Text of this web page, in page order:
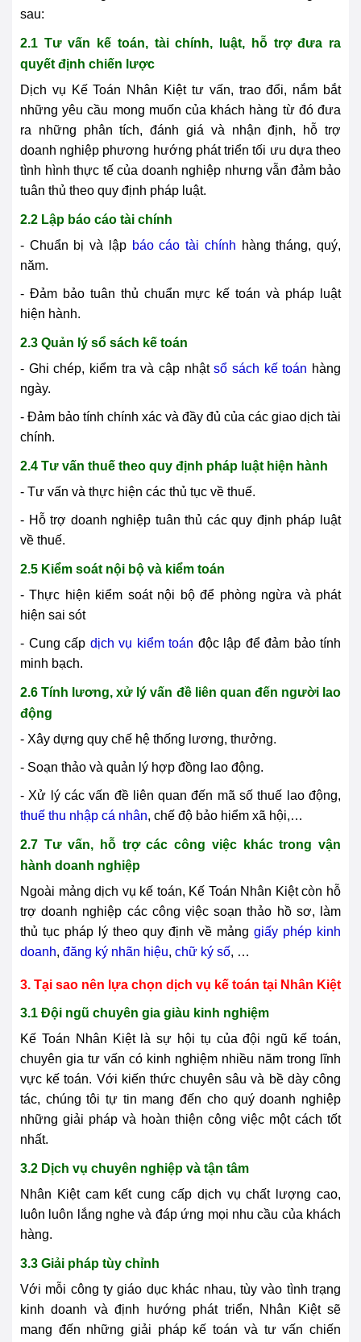
sau:
2.1 Tư vấn kế toán, tài chính, luật, hỗ trợ đưa ra
quyết định chiến lược
Dịch vụ Kế Toán Nhân Kiệt tư vấn, trao đổi, nắm bắt
những yêu cầu mong muốn của khách hàng từ đó đưa
ra những phân tích, đánh giá và nhận định, hỗ trợ
doanh nghiệp phương hướng phát triển tối ưu dựa theo
tình hình thực tế của doanh nghiệp nhưng vẫn đảm bảo
tuân thủ theo quy định pháp luật.
2.2 Lập báo cáo tài chính
- Chuẩn bị và lập báo cáo tài chính hàng tháng, quý,
năm.
- Đảm bảo tuân thủ chuẩn mực kế toán và pháp luật
hiện hành.
2.3 Quản lý sổ sách kế toán
- Ghi chép, kiểm tra và cập nhậtsổ sách kế toán hàng
ngày.
- Đảm bảo tính chính xác và đầy đủ của các giao dịch tài
chính.
2.4 Tư vấn thuế theo quy định pháp luật hiện hành
- Tư vấn và thực hiện các thủ tục về thuế.
- Hỗ trợ doanh nghiệp tuân thủ các quy định pháp luật
về thuế.
2.5 Kiểm soát nội bộ và kiểm toán
- Thực hiện kiểm soát nội bộ để phòng ngừa và phát
hiện sai sót
- Cung cấp dịch vụ kiểm toán độc lập để đảm bảo tính
minh bạch.
2.6 Tính lương, xử lý vấn đề liên quan đến người lao
động
- Xây dựng quy chế hệ thống lương, thưởng.
- Soạn thảo và quản lý hợp đồng lao động.
- Xử lý các vấn đề liên quan đến mã số thuế lao động,
thuế thu nhập cá nhân, chế độ bảo hiểm xã hội,…
2.7 Tư vấn, hỗ trợ các công việc khác trong vận
hành doanh nghiệp
Ngoài mảng dịch vụ kế toán, Kế Toán Nhân Kiệt còn hỗ
trợ doanh nghiệp các công việc soạn thảo hồ sơ, làm
thủ tục pháp lý theo quy định về mảng giấy phép kinh
doanh, đăng ký nhãn hiệu, chữ ký số, …
3. Tại sao nên lựa chọn dịch vụ kế toán tại Nhân Kiệt
3.1 Đội ngũ chuyên gia giàu kinh nghiệm
Kế Toán Nhân Kiệt là sự hội tụ của đội ngũ kế toán,
chuyên gia tư vấn có kinh nghiệm nhiều năm trong lĩnh
vực kế toán. Với kiến thức chuyên sâu và bề dày công
tác, chúng tôi tự tin mang đến cho quý doanh nghiệp
những giải pháp và hoàn thiện công việc một cách tốt
nhất.
3.2 Dịch vụ chuyên nghiệp và tận tâm
Nhân Kiệt cam kết cung cấp dịch vụ chất lượng cao,
luôn luôn lắng nghe và đáp ứng mọi nhu cầu của khách
hàng.
3.3 Giải pháp tùy chỉnh
Với mỗi công ty giáo dục khác nhau, tùy vào tình trạng
kinh doanh và định hướng phát triển, Nhân Kiệt sẽ
mang đến những giải pháp kế toán và tư vấn chiến